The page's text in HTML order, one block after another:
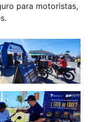
para motoristas,